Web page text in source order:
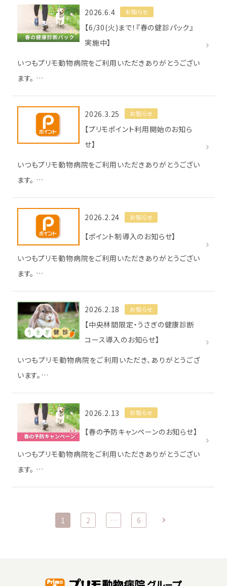
2026.6.4 お知らせ
【6/30(火)まで！『春の健診パック』
実施中】
いつもプリモ動物病院をご利用いただきありがとうござい
ます。 …
2026.3.25 お知らせ
【プリモポイント利用開始のお知ら
せ】
いつもプリモ動物病院をご利用いただきありがとうござい
ます。 …
2026.2.24 お知らせ
【ポイント制導入のお知らせ】
いつもプリモ動物病院をご利用いただきありがとうござい
ます。 …
2026.2.18 お知らせ
【中央林間限定・うさぎの健康診断
コース導入のお知らせ】
いつもプリモ動物病院をご利用いただき、ありがとうござ
います。…
2026.2.13 お知らせ
【春の予防キャンペーンのお知らせ】
いつもプリモ動物病院をご利用いただきありがとうござい
ます。 …
1 2 … 6